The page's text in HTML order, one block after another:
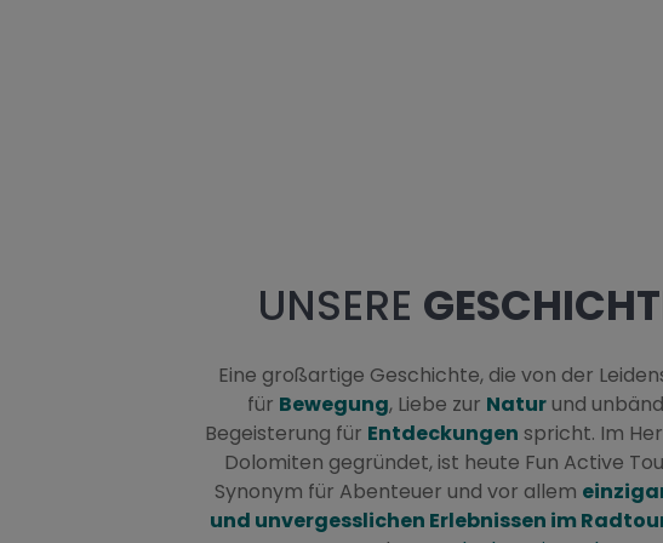
UNSERE
Eine großartige Geschichte, die von der
für Bewegung, Liebe zur Naturund
Begeisterung für Entdeckungen spricht. Im
Dolomiten gegründet, ist heute Fun Active
Synonym für Abenteuer und vor allem
und unvergesslichen Erlebnissen im